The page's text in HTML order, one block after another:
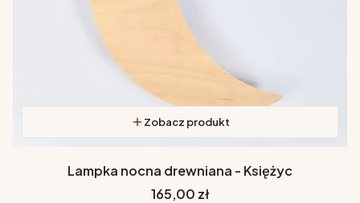
Zobacz produkt
Lampka nocna drewniana - Księżyc
Cena
165,00 zł